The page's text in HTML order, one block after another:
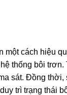
một cách hiệu
thống bôi trơn.
sát. Đồng thời,
trì trạng thái